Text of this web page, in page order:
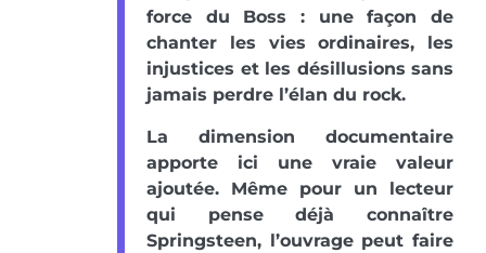
force du Boss : une façon de
chanter les vies ordinaires, les
injustices et les désillusions sans
jamais perdre l’élan du rock.
La dimension documentaire
apporte ici une vraie valeur
ajoutée. Même pour un lecteur
qui pense déjà connaître
Springsteen, l’ouvrage peut faire